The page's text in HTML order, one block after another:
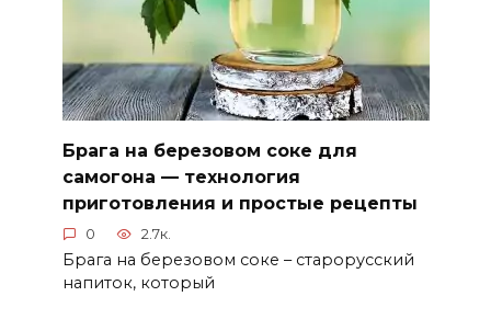
Брага на березовом соке для
самогона — технология
приготовления и простые рецепты
0 2.7к.
Брага на березовом соке – старорусский
напиток, который